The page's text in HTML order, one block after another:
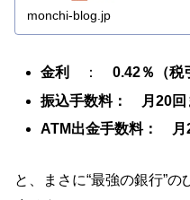
monchi-blog.jp
金利 ：0.42％（税
振込手数料： 月20回
ATM出金手数料： 月
と、まさに“最強の銀行”